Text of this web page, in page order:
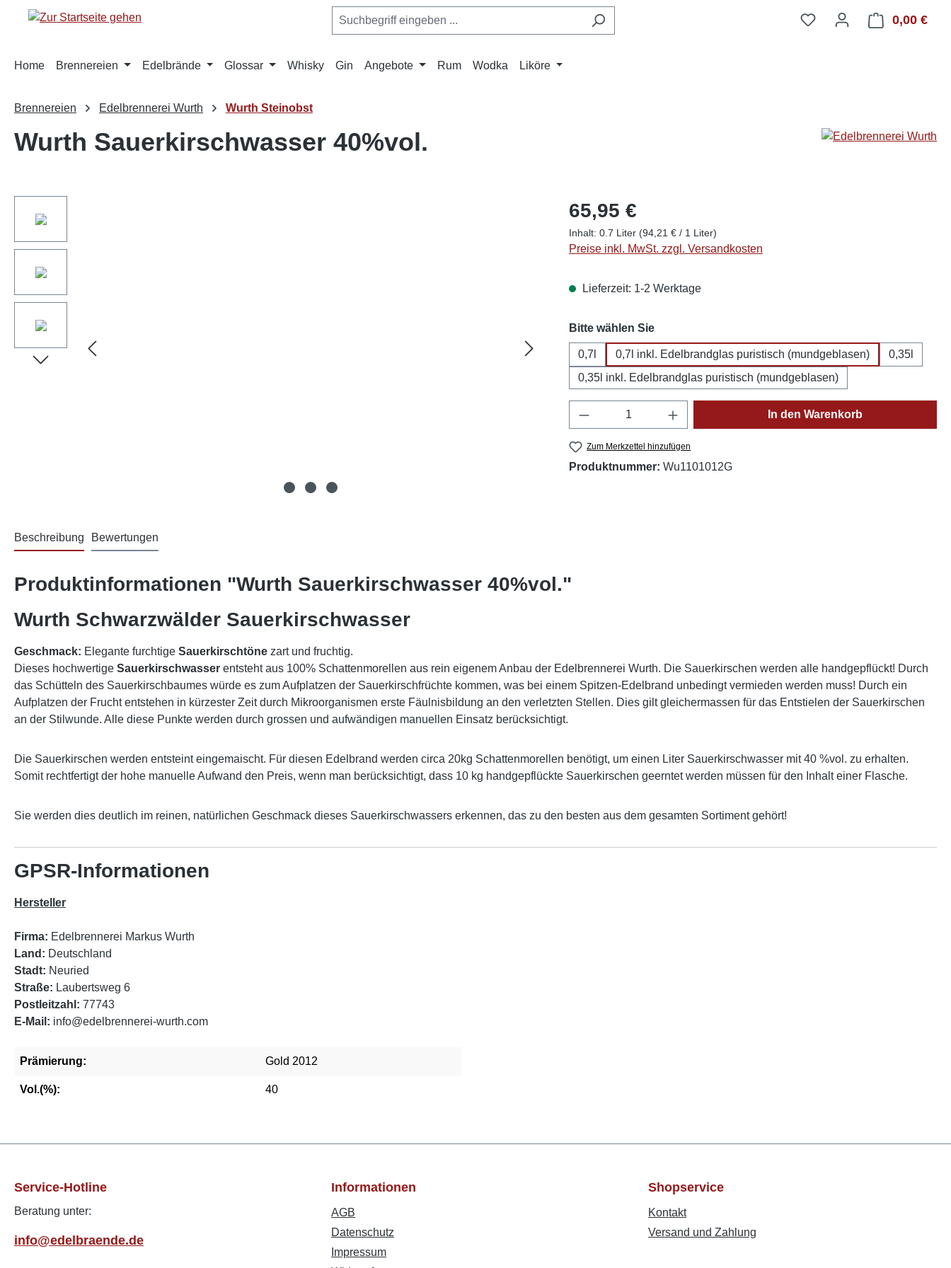
Zur Hauptnavigation springen 0,00 €
Home Brennereien Edelbrände Glossar Whisky Gin Angebote Rum Wodka Liköre
Brennereien Edelbrennerei Wurth Wurth Steinobst
Wurth Sauerkirschwasser 40%vol.
65,95 €
Inhalt: 0.7 Liter (94,21 € / 1 Liter)
Preise inkl. MwSt. zzgl. Versandkosten
Lieferzeit: 1-2 Werktage
Bitte wählen Sieauswählen
0,7l 0,7l inkl. Edelbrandglas puristisch (mundgeblasen)
0,35l
0,35l inkl. Edelbrandglas puristisch (mundgeblasen)
Produkt Anzahl: Gib den gewünschten Wert ein
In den Warenkorb
Zum Merkzettel hinzufügen
Produktnummer: Wu1101012G
Beschreibung Bewertungen
Produktinformationen "Wurth Sauerkirschwasser 40%vol."
Wurth Schwarzwälder Sauerkirschwasser
Geschmack: Elegante furchtige Sauerkirschtöne zart und fruchtig.
Dieses hochwertige Sauerkirschwasser entsteht aus 100% Schattenmorellen aus rein eigenem Anbau der Edelbrennerei Wurth. Die Sauerkirschen werden alle handgepflückt! Durch
das Schütteln des Sauerkirschbaumes würde es zum Aufplatzen der Sauerkirschfrüchte kommen, was bei einem Spitzen-Edelbrand unbedingt vermieden werden muss! Durch ein
Aufplatzen der Frucht entstehen in kürzester Zeit durch Mikroorganismen erste Fäulnisbildung an den verletzten Stellen. Dies gilt gleichermassen für das Entstielen der Sauerkirschen
an der Stilwunde. Alle diese Punkte werden durch grossen und aufwändigen manuellen Einsatz berücksichtigt.
Die Sauerkirschen werden entsteint eingemaischt. Für diesen Edelbrand werden circa 20kg Schattenmorellen benötigt, um einen Liter Sauerkirschwasser mit 40 %vol. zu erhalten.
Somit rechtfertigt der hohe manuelle Aufwand den Preis, wenn man berücksichtigt, dass 10 kg handgepflückte Sauerkirschen geerntet werden müssen für den Inhalt einer Flasche.
Sie werden dies deutlich im reinen, natürlichen Geschmack dieses Sauerkirschwassers erkennen, das zu den besten aus dem gesamten Sortiment gehört!
GPSR-Informationen
Hersteller
Firma: Edelbrennerei Markus Wurth
Land: Deutschland
Stadt: Neuried
Straße: Laubertsweg 6
Postleitzahl: 77743
E-Mail: info@edelbrennerei-wurth.com
Prämierung: Gold 2012
Vol.(%): 40
Service-Hotline
Beratung unter:
info@edelbraende.de
Informationen
AGB
Datenschutz
Impressum
Shopservice
Kontakt
Versand und Zahlung